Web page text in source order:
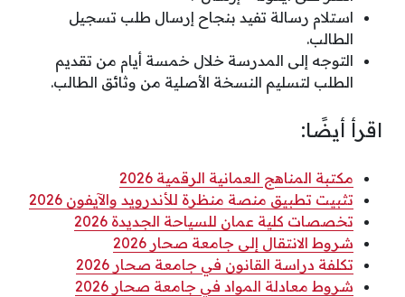
استلام رسالة تفيد بنجاح إرسال طلب تسجيل
الطالب.
التوجه إلى المدرسة خلال خمسة أيام من تقديم
الطلب لتسليم النسخة الأصلية من وثائق الطالب.
اقرأ أيضًا:
مكتبة المناهج العمانية الرقمية 2026
تثبيت تطبيق منصة منظرة للأندرويد والآيفون 2026
تخصصات كلية عمان للسياحة الجديدة 2026
شروط الانتقال إلى جامعة صحار 2026
تكلفة دراسة القانون في جامعة صحار 2026
شروط معادلة المواد في جامعة صحار 2026